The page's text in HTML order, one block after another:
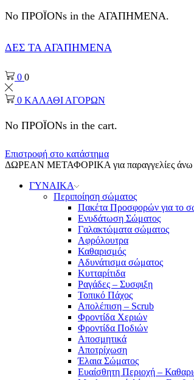
No ΠΡΟΪΟΝs in the ΑΓΑΠΗΜΕΝΑ.
ΔΕΣ ΤΑ ΑΓΑΠΗΜΕΝΑ
0 0
0 ΚΑΛΑΘΙ ΑΓΟΡΩΝ
No ΠΡΟΪΟΝs in the cart.
Επιστροφή στο κατάστημα
ΔΩΡΕΑΝ ΜΕΤΑΦΟΡΙΚΑ για παραγγελίες άνω
ΓΥΝΑΙΚΑ
Περιποίηση σώματος
Πακέτα Προσφορών για το
Ενυδάτωση Σώματος
Γαλακτώματα σώματος
Αφρόλουτρα
Καθαρισμός
Αδυνάτισμα σώματος
Κυτταρίτιδα
Ραγάδες – Συσφιξη
Τοπικό Πάχος
Απολέπιση – Scrub
Φροντίδα Χεριών
Φροντίδα Ποδιών
Αποσμητικά
Αποτρίχωση
Έλαια Σώματος
Ευαίσθητη Περιοχή –